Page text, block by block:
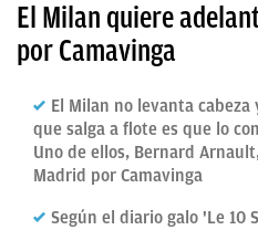
CANTERA
FICHAJES
El Milan quiere
por Camavinga
El Milan no levanta
que salga a flote es que lo
Uno de ellos, Bernard
Madrid por Camavinga
Según el diario galo 'Le